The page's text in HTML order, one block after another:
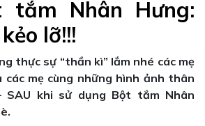
tắm Nhân Hưng:
lỡ!!!
thực sự “thần kì” lắm nhé các mẹ
các mẹ cùng những hình ảnh thân
SAU khi sử dụng Bột tắm Nhân